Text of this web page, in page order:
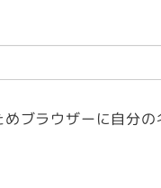
ブラウザーに自分